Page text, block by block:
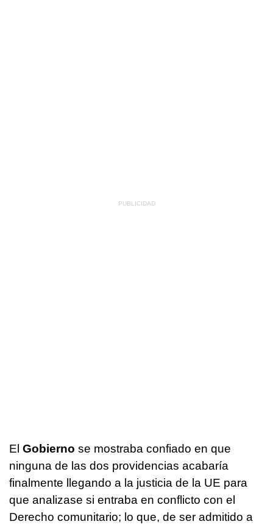
El Gobierno se mostraba confiado en que
ninguna de las dos providencias acabaría
finalmente llegando a la justicia de la UE para
que analizase si entraba en conflicto con el
Derecho comunitario; lo que, de ser admitido a